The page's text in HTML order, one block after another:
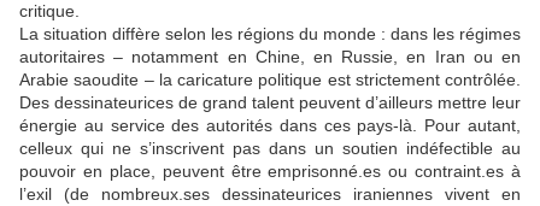
critique.
La situation diffère selon les régions du monde : dans les régimes
autoritaires – notamment en Chine, en Russie, en Iran ou en
Arabie saoudite – la caricature politique est strictement contrôlée.
Des dessinateurices de grand talent peuvent d’ailleurs mettre leur
énergie au service des autorités dans ces pays-là. Pour autant,
celleux qui ne s’inscrivent pas dans un soutien indéfectible au
pouvoir en place, peuvent être emprisonné.es ou contraint.es à
l’exil (de nombreux.ses dessinateurices iraniennes vivent en